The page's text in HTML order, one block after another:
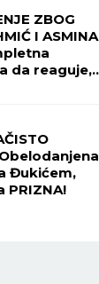
ZBOG
I ASMINA
da reaguje,
Obelodanjena
Đukićem,
PRIZNA!